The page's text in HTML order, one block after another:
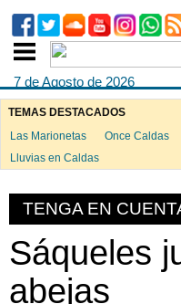
7 de Agosto de 2026
TEMAS DESTACADOS
Las Marionetas
Once Caldas
Lluvias en Caldas
TENGA EN
Sáqueles
abejas